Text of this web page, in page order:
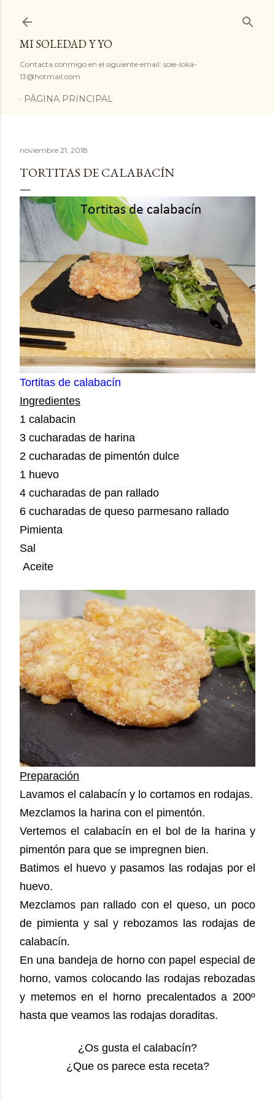
MI SOLEDAD Y YO
Contacta conmigo en el siguiente email: sole-loka-
13@hotmail.com
PÁGINA PRINCIPAL
noviembre 21, 2018
TORTITAS DE CALABACÍN
Tortitas de calabacín
Ingredientes
1 calabacin
3 cucharadas de harina
2 cucharadas de pimentón dulce
1 huevo
4 cucharadas de pan rallado
6 cucharadas de queso parmesano rallado
Pimienta
Sal
Aceite
Preparación
Lavamos el calabacín y lo cortamos en rodajas.
Mezclamos la harina con el pimentón.
Vertemos el calabacín en el bol de la harina y
pimentón para que se impregnen bien.
Batimos el huevo y pasamos las rodajas por el
huevo.
Mezclamos pan rallado con el queso, un poco
de pimienta y sal y rebozamos las rodajas de
calabacín.
En una bandeja de horno con papel especial de
horno, vamos colocando las rodajas rebozadas
y metemos en el horno precalentados a 200º
hasta que veamos las rodajas doraditas.
¿Os gusta el calabacín?
¿Que os parece esta receta?